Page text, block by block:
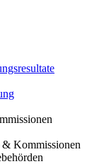
Kommissionen